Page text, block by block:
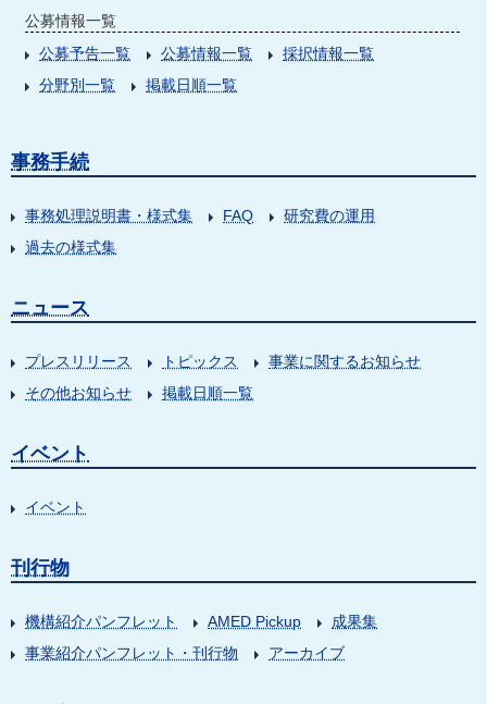
公募情報一覧
公募予告一覧
公募情報一覧
採択情報一覧
分野別一覧
掲載日順一覧
事務手続
事務処理説明書・様式集 FAQ
研究費の運用
過去の様式集
ニュース
プレスリリース トピックス
事業に関するお知らせ
その他お知らせ
掲載日順一覧
イベント
イベント
刊行物
機構紹介パンフレット AMED Pickup
成果集
事業紹介パンフレット・刊行物
アーカイブ